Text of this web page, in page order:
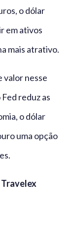
o dólar
em ativos
mais atrativo.
valor nesse
reduz as
o dólar
uma opção